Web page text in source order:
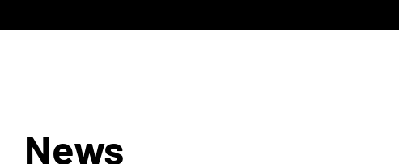
News